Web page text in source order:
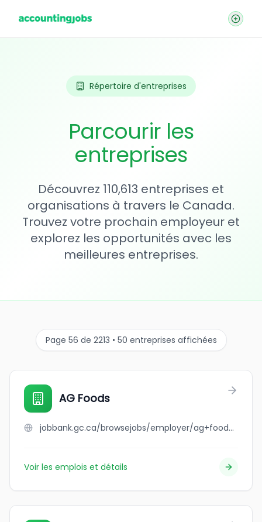
Répertoire d'entreprises
Parcourir les
entreprises
Découvrez 110,613 entreprises et
organisations à travers le Canada.
Trouvez votre prochain employeur et
explorez les opportunités avec les
meilleures entreprises.
Page 56 de 2213 • 50 entreprises affichées
AG Foods
jobbank.gc.ca/browsejobs/employer/ag+foods/ca
Voir les emplois et détails